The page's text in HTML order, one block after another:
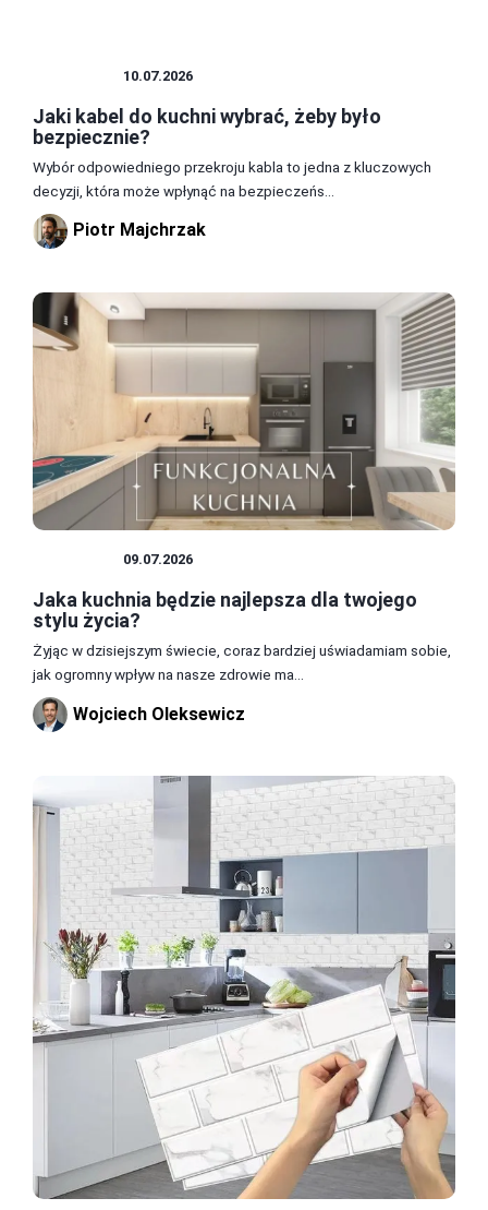
10.07.2026
Jaki kabel do kuchni wybrać, żeby było
bezpiecznie?
Wybór odpowiedniego przekroju kabla to jedna z kluczowych
decyzji, która może wpłynąć na bezpieczeńs...
Piotr Majchrzak
09.07.2026
Jaka kuchnia będzie najlepsza dla twojego
stylu życia?
Żyjąc w dzisiejszym świecie, coraz bardziej uświadamiam sobie,
jak ogromny wpływ na nasze zdrowie ma...
Wojciech Oleksewicz